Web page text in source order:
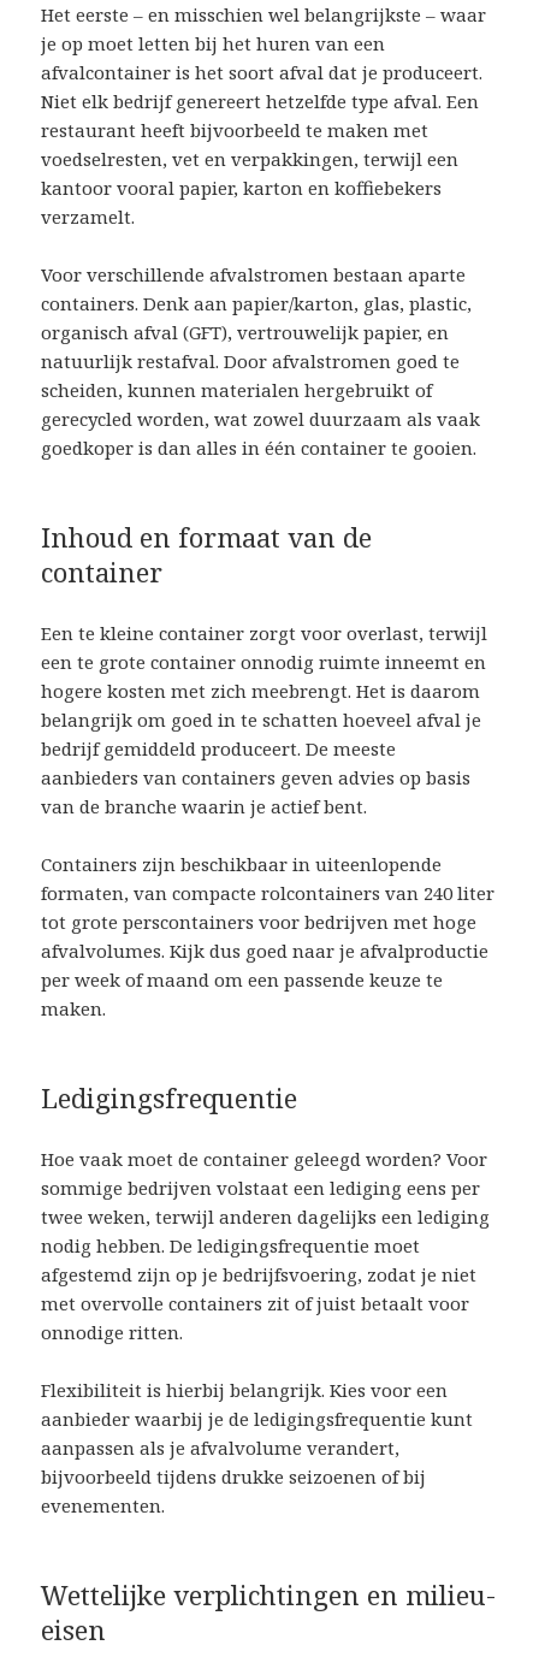
Het eerste – en misschien wel belangrijkste – waar
je op moet letten bij het huren van een
afvalcontainer is het soort afval dat je produceert.
Niet elk bedrijf genereert hetzelfde type afval. Een
restaurant heeft bijvoorbeeld te maken met
voedselresten, vet en verpakkingen, terwijl een
kantoor vooral papier, karton en koffiebekers
verzamelt.
Voor verschillende afvalstromen bestaan aparte
containers. Denk aan papier/karton, glas, plastic,
organisch afval (GFT), vertrouwelijk papier, en
natuurlijk restafval. Door afvalstromen goed te
scheiden, kunnen materialen hergebruikt of
gerecycled worden, wat zowel duurzaam als vaak
goedkoper is dan alles in één container te gooien.
Inhoud en formaat van de
container
Een te kleine container zorgt voor overlast, terwijl
een te grote container onnodig ruimte inneemt en
hogere kosten met zich meebrengt. Het is daarom
belangrijk om goed in te schatten hoeveel afval je
bedrijf gemiddeld produceert. De meeste
aanbieders van containers geven advies op basis
van de branche waarin je actief bent.
Containers zijn beschikbaar in uiteenlopende
formaten, van compacte rolcontainers van 240 liter
tot grote perscontainers voor bedrijven met hoge
afvalvolumes. Kijk dus goed naar je afvalproductie
per week of maand om een passende keuze te
maken.
Ledigingsfrequentie
Hoe vaak moet de container geleegd worden? Voor
sommige bedrijven volstaat een lediging eens per
twee weken, terwijl anderen dagelijks een lediging
nodig hebben. De ledigingsfrequentie moet
afgestemd zijn op je bedrijfsvoering, zodat je niet
met overvolle containers zit of juist betaalt voor
onnodige ritten.
Flexibiliteit is hierbij belangrijk. Kies voor een
aanbieder waarbij je de ledigingsfrequentie kunt
aanpassen als je afvalvolume verandert,
bijvoorbeeld tijdens drukke seizoenen of bij
evenementen.
Wettelijke verplichtingen en milieu-
eisen